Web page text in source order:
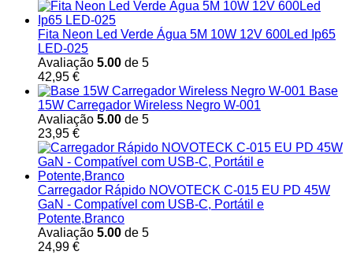
Fita Neon Led Verde Água 5M 10W 12V 600Led Ip65
LED-025
Avaliação 5.00 de 5
42,95 €
Base
15W Carregador Wireless Negro W-001
Avaliação 5.00 de 5
23,95 €
Carregador Rápido NOVOTECK C-015 EU PD 45W
GaN - Compatível com USB-C, Portátil e
Potente,Branco
Avaliação 5.00 de 5
24,99 €